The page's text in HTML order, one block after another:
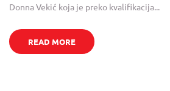
Donna Vekić koja je preko kvalifikacija...
READ MORE